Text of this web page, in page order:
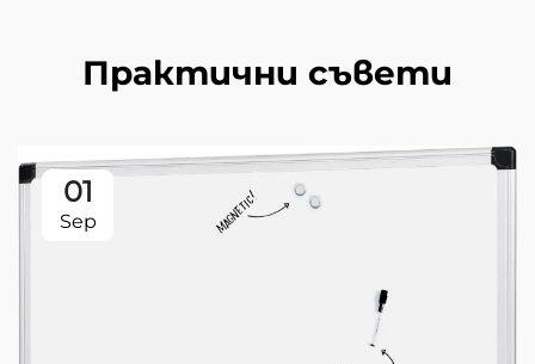
Практични съвети
01
Sep